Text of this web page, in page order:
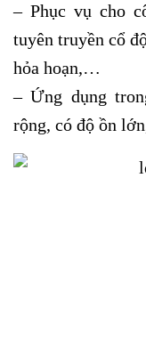
– Phục vụ cho
tuyên truyền cổ
hỏa hoạn,…
– Ứng dụng
rộng, có độ ồn